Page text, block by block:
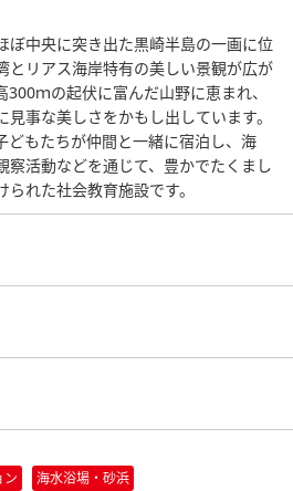
ぼ中央に突き出た黒崎半島の一画に位
とリアス海岸特有の美しい景観が広が
ｍの起伏に富んだ山野に恵まれ、
事な美しさをかもし出しています。
どもたちが仲間と一緒に宿泊し、海
察活動などを通じて、豊かでたくまし
れた社会教育施設です。
ン
海水浴場・砂浜